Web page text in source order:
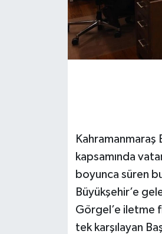
Kahramanmaraş
kapsamında
boyunca süren
Büyükşehir’e
Görgel’e iletme
tek karşılayan